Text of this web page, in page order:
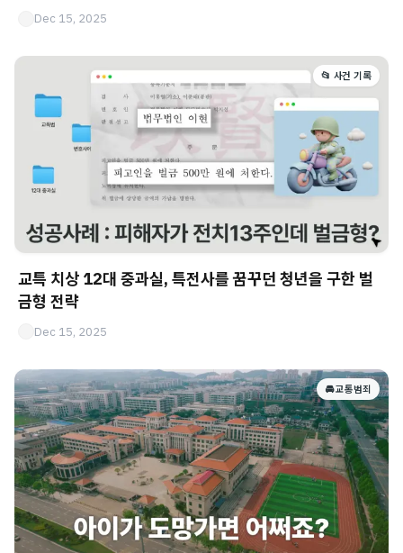
Dec 15, 2025
📂 사건 기록
교특 치상 12대 중과실, 특전사를 꿈꾸던 청년을 구한 벌
금형 전략
Dec 15, 2025
🚘 교통범죄